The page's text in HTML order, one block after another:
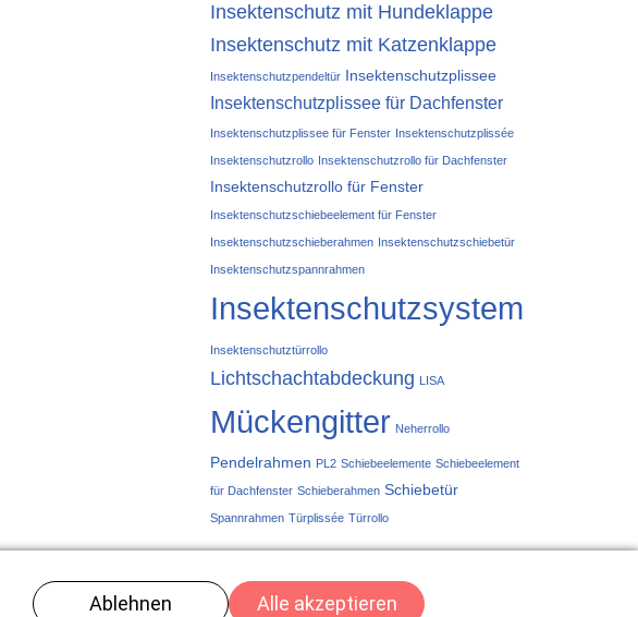
Insektenschutz mit Hundeklappe
Insektenschutz mit Katzenklappe
Insektenschutzpendeltür Insektenschutzplissee
Insektenschutzplissee für Dachfenster
Insektenschutzplissee für Fenster Insektenschutzplissée
Insektenschutzrollo Insektenschutzrollo für Dachfenster
Insektenschutzrollo für Fenster
Insektenschutzschiebeelement für Fenster
Insektenschutzschieberahmen Insektenschutzschiebetür
Insektenschutzspannrahmen
Insektenschutzsystem
Insektenschutztürrollo
Lichtschachtabdeckung LISA
Mückengitter Neherrollo
Pendelrahmen PL2 Schiebeelemente Schiebeelement
für Dachfenster Schieberahmen Schiebetür
Spannrahmen Türplissée Türrollo